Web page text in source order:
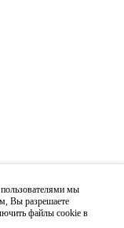
мы
Вы разрешаете
файлы cookie в